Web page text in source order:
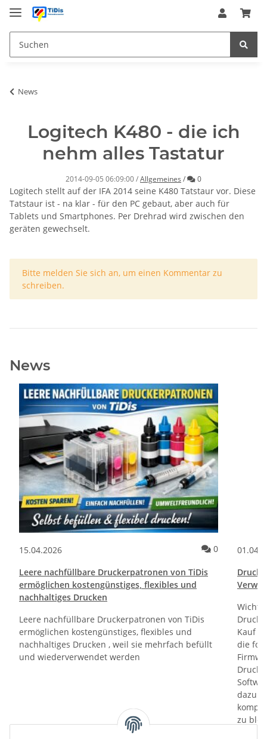
News
Logitech K480 - die ich
nehm alles Tastatur
2014-09-05 06:09:00/Allgemeines / Kommentare
0
Logitech stellt auf der IFA 2014 seine K480 Tatstaur vor. Diese
Tatstaur ist - na klar - für den PC gebaut, aber auch für
Tablets und Smartphones. Per Drehrad wird zwischen den
geräten gewechselt.
x
Bitte melden Sie sich an, um einen Kommentar zu
schreiben.
News
15.04.2026 Kommentare
0
Leere nachfüllbare Druckerpatronen von TiDis
ermöglichen kostengünstiges, flexibles und
nachhaltiges Drucken
Leere nachfüllbare Druckerpatronen von TiDis
ermöglichen kostengünstiges, flexibles und
nachhaltiges Drucken , weil sie mehrfach befüllt
und wiederverwendet werden
Kauf
die
dazu
zu